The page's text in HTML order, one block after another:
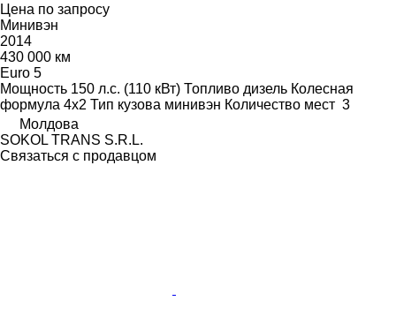
Цена по запросу
Минивэн
2014
430 000 км
Euro 5
Мощность 150 л.с. (110 кВт) Топливо дизель Колесная
формула 4x2 Тип кузова минивэн Количество мест 3
Молдова
SOKOL TRANS S.R.L.
Связаться с продавцом